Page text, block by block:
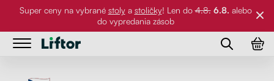
Super ceny na vybrané stolya stoličky! Len do4.8. 6.8. alebo
do vypredania zásob